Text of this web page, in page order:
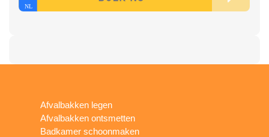
Afvalbakken legen
Afvalbakken ontsmetten
Badkamer schoonmaken